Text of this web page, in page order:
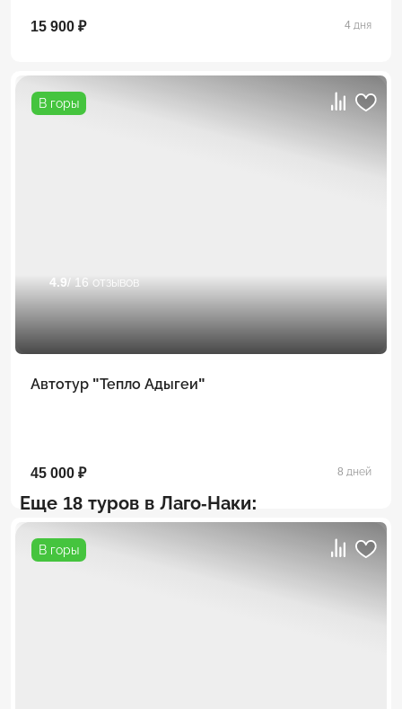
15 900 ₽ 4 дня
В горы
4.9 / 16 отзывов
Автотур "Тепло Адыгеи"
45 000 ₽ 8 дней
Еще 18 туров в Лаго-Наки:
В горы